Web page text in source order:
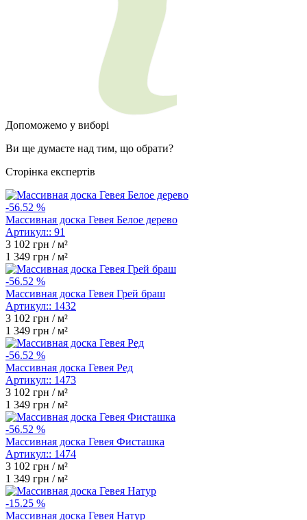
Допоможемо у виборі
Ви ще думаєте над тим, що обрати?
Сторінка експертів
-56.52 %
Массивная доска Гевея Белое дерево
Артикул:: 91
3 102 грн / м²
1 349 грн / м²
-56.52 %
Массивная доска Гевея Грей браш
Артикул:: 1432
3 102 грн / м²
1 349 грн / м²
-56.52 %
Массивная доска Гевея Ред
Артикул:: 1473
3 102 грн / м²
1 349 грн / м²
-56.52 %
Массивная доска Гевея Фисташка
Артикул:: 1474
3 102 грн / м²
1 349 грн / м²
-15.25 %
Массивная доска Гевея Натур